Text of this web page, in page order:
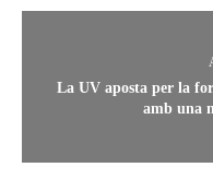
La UV aposta per la
amb una